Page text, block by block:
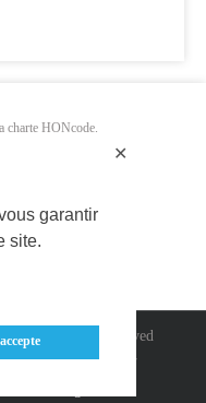
garantir
site.
✕
charte HONcode.
| All Rights Reserved
A propos / Contact
/